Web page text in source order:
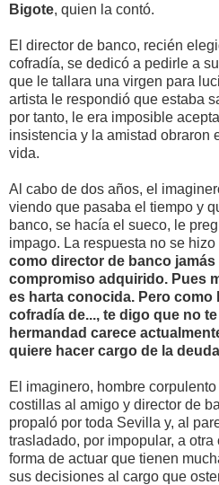
Bigote, quien la contó.
El director de banco, recién
cofradía, se dedicó a pedirle a
que le tallara una virgen para
artista le respondió que estaba
por tanto, le era imposible
insistencia y la amistad obraron
vida.
Al cabo de dos años, el
viendo que pasaba el tiempo y
banco, se hacía el sueco, le
impago. La respuesta no se hizo
como director de banco
compromiso adquirido. Pues
es harta conocida. Pero como
cofradía de..., te digo que no
hermandad carece
quiere hacer cargo de la
El imaginero, hombre
costillas al amigo y director de
propaló por toda Sevilla y, al
trasladado, por impopular, a
forma de actuar que tienen
sus decisiones al cargo que